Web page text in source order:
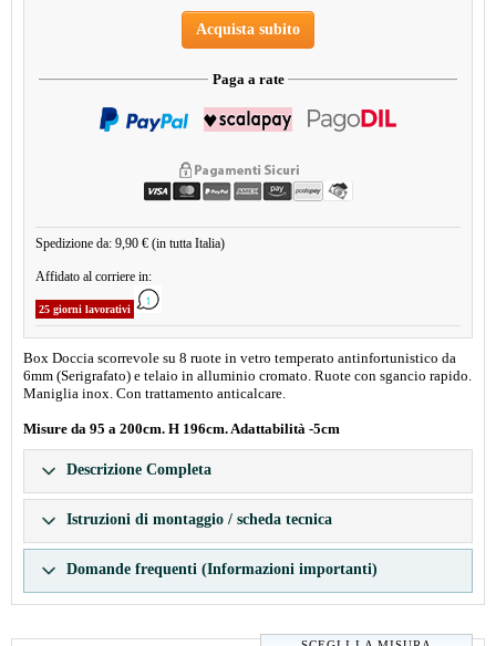
Acquista subito
Paga a rate
Spedizione da: 9,90 € (in tutta Italia)
Affidato al corriere in:
25 giorni lavorativi
Box Doccia scorrevole su 8 ruote in vetro temperato antinfortunistico da
6mm (Serigrafato) e telaio in alluminio cromato. Ruote con sgancio rapido.
Maniglia inox. Con trattamento anticalcare.
Misure da 95 a 200cm. H 196cm. Adattabilità -5cm
Descrizione Completa
Istruzioni di montaggio / scheda tecnica
Domande frequenti (Informazioni importanti)